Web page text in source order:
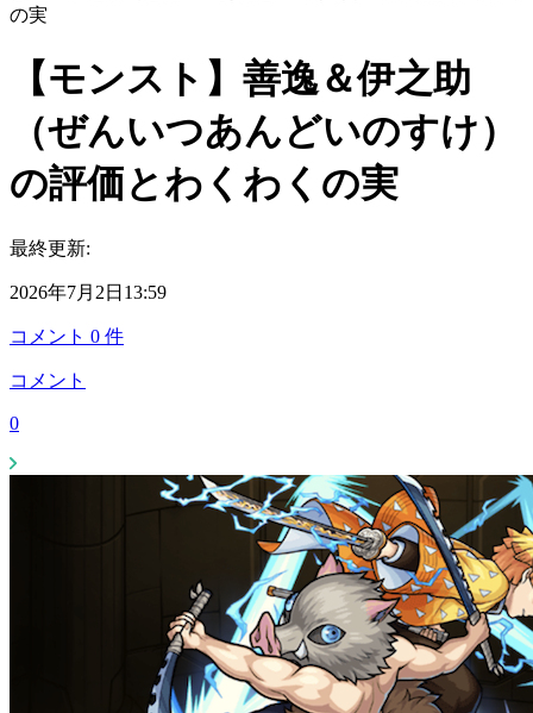
の実
【モンスト】善逸＆伊之助
（ぜんいつあんどいのすけ）
の評価とわくわくの実
最終更新:
2026年7月2日13:59
コメント 0 件
コメント
0